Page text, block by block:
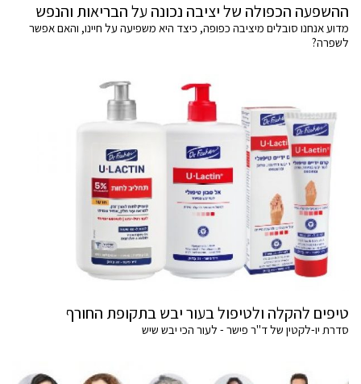
ההשפעה הכפולה של יציבה נכונה על הבריאות והנפש
מדוע אנחנו סובלים מיציבה כפופה, כיצד היא משפיעה על חיינו, והאם אפשר
לשפרה?
טיפים להקלה ולטיפול בעור יבש בתקופת החורף
סדרת יו-לקטין של ד"ר פישר - לעור הכי יבש שיש